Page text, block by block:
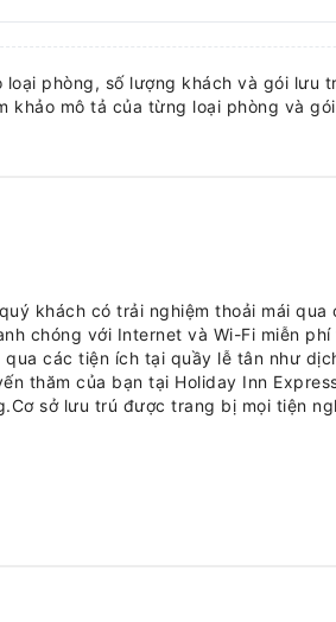
phòng, số lượng khách và gói lưu
khảo mô tả của từng loại phòng và
khách có trải nghiệm thoải mái
chóng với Internet và Wi-Fi miễn
các tiện ích tại quầy lễ tân như
thăm của bạn tại Holiday Inn
sở lưu trú được trang bị mọi tiện
tại Holiday Inn Express Heilbronn